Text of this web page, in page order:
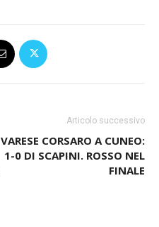
Articolo successivo
VARESE CORSARO A CUNEO:
1-0 DI SCAPINI. ROSSO NEL
FINALE